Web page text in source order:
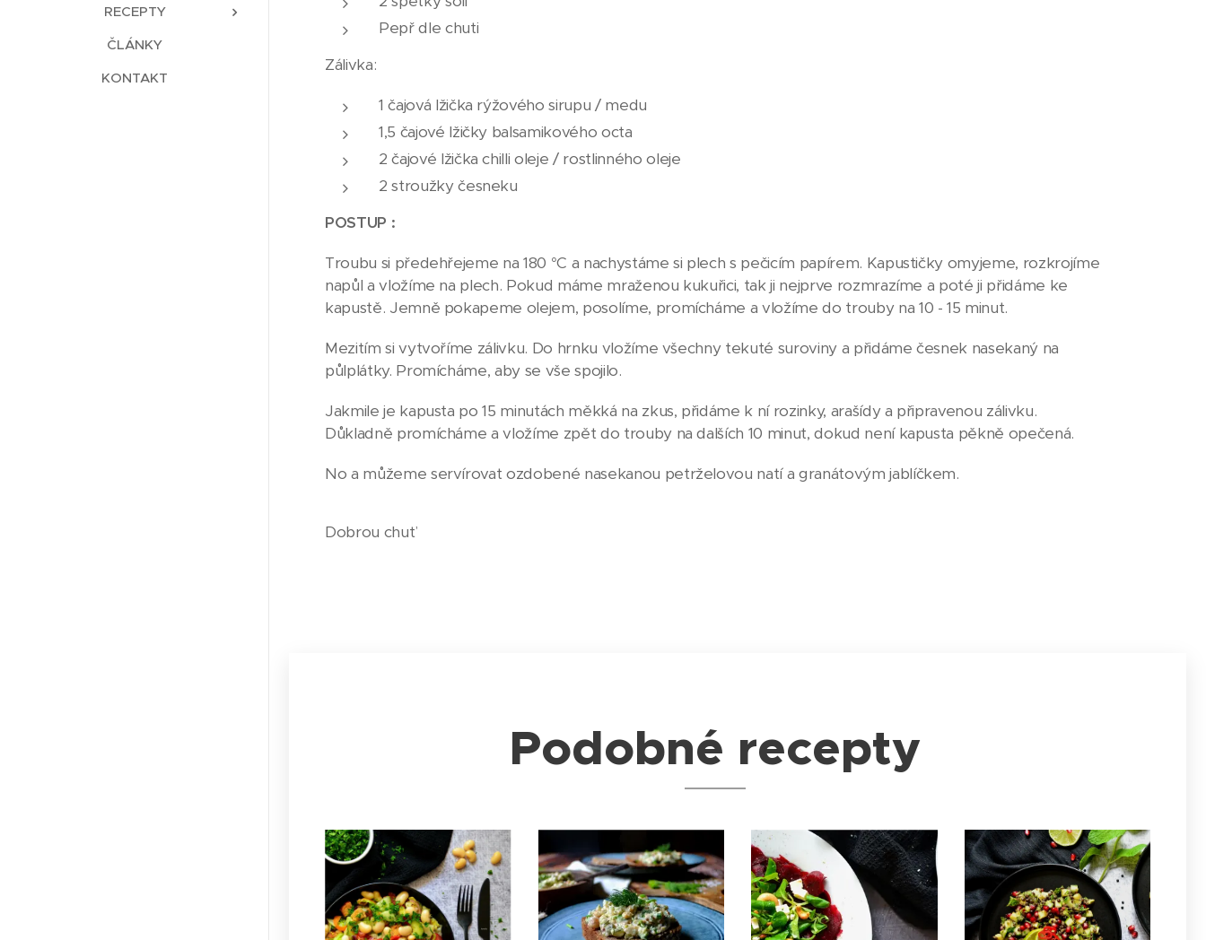
RECEPTY
ČLÁNKY
KONTAKT
Pepř dle chuti
Zálivka:
1 čajová lžička rýžového sirupu / medu
1,5 čajové lžičky balsamikového octa
2 čajové lžička chilli oleje / rostlinného oleje
2 stroužky česneku
POSTUP :
Troubu si předehřejeme na 180 °C a nachystáme si plech s pečicím papírem. Kapustičky omyjeme, rozkrojíme
napůl a vložíme na plech. Pokud máme mraženou kukuřici, tak ji nejprve rozmrazíme a poté ji přidáme ke
kapustě. Jemně pokapeme olejem, posolíme, promícháme a vložíme do trouby na 10 - 15 minut.
Mezitím si vytvoříme zálivku. Do hrnku vložíme všechny tekuté suroviny a přidáme česnek nasekaný na
půlplátky. Promícháme, aby se vše spojilo.
Jakmile je kapusta po 15 minutách měkká na zkus, přidáme k ní rozinky, arašídy a připravenou zálivku.
Důkladně promícháme a vložíme zpět do trouby na dalších 10 minut, dokud není kapusta pěkně opečená.
No a můžeme servírovat ozdobené nasekanou petrželovou natí a granátovým jablíčkem.
Dobrou chuť
Podobné recepty